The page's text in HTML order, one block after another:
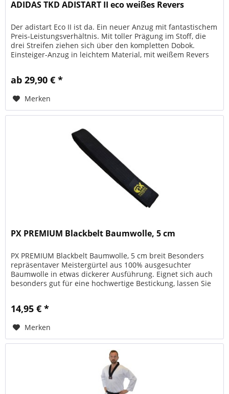
ADIDAS TKD ADISTART II eco weißes Revers
Der adistart Eco II ist da. Ein neuer Anzug mit fantastischem
Preis-Leistungsverhältnis. Mit toller Prägung im Stoff, die
drei Streifen ziehen sich über den kompletten Dobok.
Einsteiger-Anzug in leichtem Material, mit weißem Revers
ab 29,90 € *
Merken
PX PREMIUM Blackbelt Baumwolle, 5 cm
PX PREMIUM Blackbelt Baumwolle, 5 cm breit Besonders
repräsentaver Meistergürtel aus 100% ausgesuchter
Baumwolle in etwas dickerer Ausführung. Eignet sich auch
besonders gut für eine hochwertige Bestickung, lassen Sie
14,95 € *
Merken